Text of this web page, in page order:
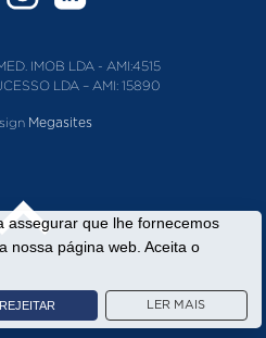
IMOB LDA - AMI:4515
LDA – AMI: 15890
Megasites
assegurar que lhe fornecemos
nossa página web. Aceita o
REJEITAR LER MAIS